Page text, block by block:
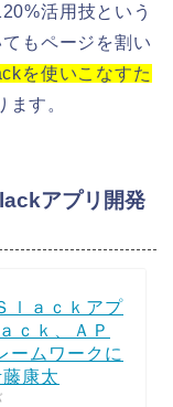
活用技という
もページを割い
を使いこなすた
ます。
アプリ開発
ｌａｃｋアプ
ｃｋ、ＡＰ
ームワークに
康太